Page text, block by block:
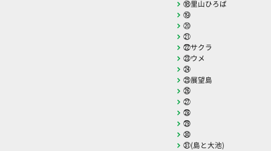
⑱里山ひろば
⑲
⑳
㉑
㉒サクラ
㉓ウメ
㉔
㉕展望島
㉖
㉗
㉘
㉙
㉚
㉛(島と大池)